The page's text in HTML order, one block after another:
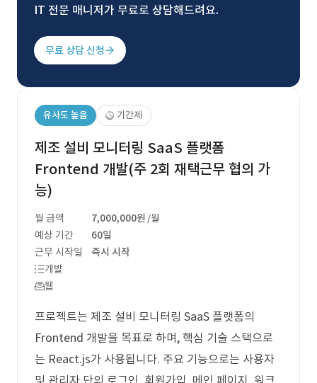
IT 전문 매니저가 무료로 상담해드려요.
무료 상담 신청
유사도 높음 기간제
제조 설비 모니터링 SaaS 플랫폼
Frontend 개발(주 2회 재택근무 협의 가
능)
월 금액 7,000,000원 /월
예상 기간
60일
근무 시작일
즉시 시작
개발
웹
프로젝트는 제조 설비 모니터링 SaaS 플랫폼의
Frontend 개발을 목표로 하며, 핵심 기술 스택으로
는 React.js가 사용됩니다. 주요 기능으로는 사용자
및 관리자 단의 로그인, 회원가입, 메인 페이지, 워크